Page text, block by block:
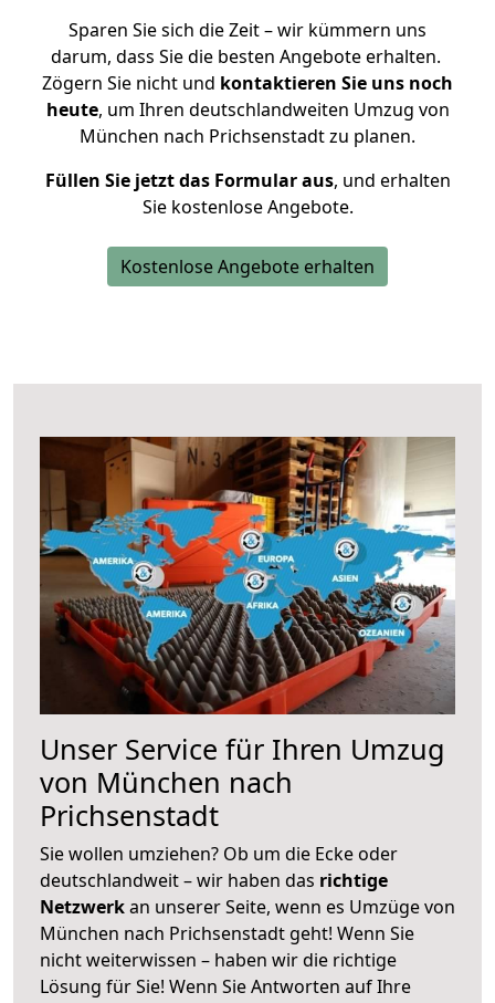
Sparen Sie sich die Zeit – wir kümmern uns
darum, dass Sie die besten Angebote erhalten.
Zögern Sie nicht und kontaktieren Sie uns noch
heute, um Ihren deutschlandweiten Umzug von
München nach Prichsenstadt zu planen.
Füllen Sie jetzt das Formular aus, und erhalten
Sie kostenlose Angebote.
Kostenlose Angebote erhalten
Unser Service für Ihren Umzug
von München nach
Prichsenstadt
Sie wollen umziehen? Ob um die Ecke oder
deutschlandweit – wir haben das richtige
Netzwerkan unserer Seite, wenn es Umzüge von
München nach Prichsenstadt geht! Wenn Sie
nicht weiterwissen – haben wir die richtige
Lösung für Sie! Wenn Sie Antworten auf Ihre